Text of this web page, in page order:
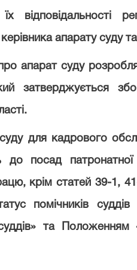
відповідальності
апарату суду
апарат суду
затверджується
для кадрового
до посад
крім статей 39-1,
помічників
та Положенням